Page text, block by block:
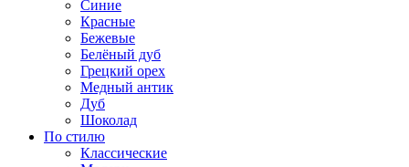
Синие
Красные
Бежевые
Белёный дуб
Грецкий орех
Медный антик
Дуб
Шоколад
По стилю
Классические